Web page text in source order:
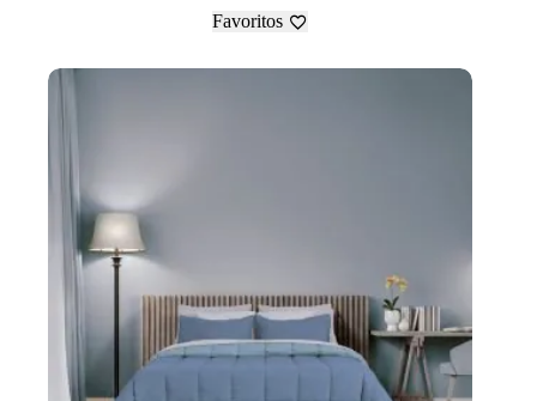
Favoritos